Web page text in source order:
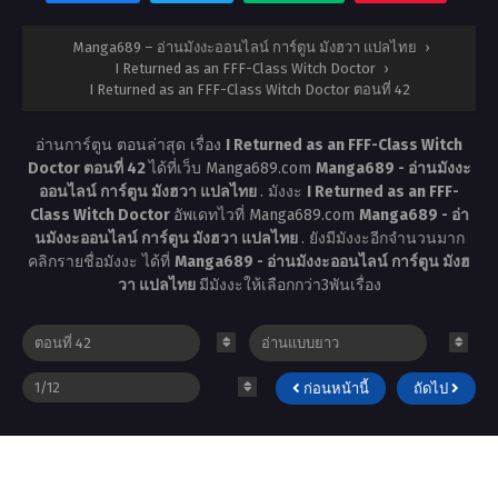
Manga689 – อ่านมังงะออนไลน์ การ์ตูน มังฮวา แปลไทย ›
I Returned as an FFF-Class Witch Doctor ›
I Returned as an FFF-Class Witch Doctor ตอนที่ 42
อ่านการ์ตูน ตอนล่าสุด เรื่อง I Returned as an FFF-Class Witch
Doctor ตอนที่ 42ได้ที่เว็บ Manga689.com Manga689 - อ่านมังงะ
ออนไลน์ การ์ตูน มังฮวา แปลไทย . มังงะ I Returned as an FFF-
Class Witch Doctor อัพเดทไวที่ Manga689.com Manga689 - อ่า
นมังงะออนไลน์ การ์ตูน มังฮวา แปลไทย . ยังมีมังงะอีกจำนวนมาก
คลิกรายชื่อมังงะ ได้ที่ Manga689 - อ่านมังงะออนไลน์ การ์ตูน มังฮ
วา แปลไทย มีมังงะให้เลือกกว่า3พันเรื่อง
ก่อนหน้านี้ ถัดไป